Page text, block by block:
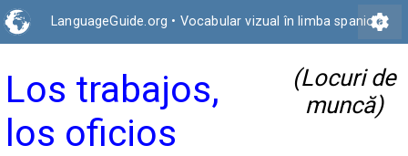
LanguageGuide.org • Vocabular vizual în limba spaniolă
settings
Los trabajos,
los oficios
(Locuri de
muncă)